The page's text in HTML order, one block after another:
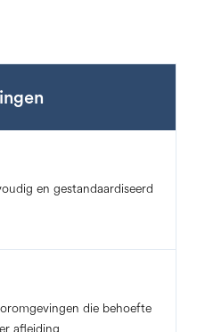
en gestandaardiseerd
die behoefte
afleiding